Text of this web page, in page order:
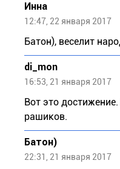
Инна
12:47, 22 января 2017
Бaтoн), веселит
di_mon
16:53, 21 января 2017
Вот это
рашиков.
Бaтoн)
22:31, 21 января 2017